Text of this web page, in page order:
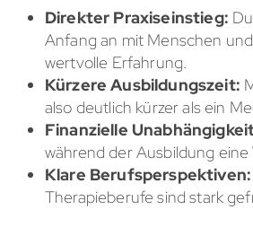
Direkter Praxiseinstieg:
Anfang an mit Menschen
wertvolle Erfahrung.
Kürzere Ausbildungszeit:
also deutlich kürzer als ein
Finanzielle
während der Ausbildung
Klare Berufsperspektiven:
Therapieberufe sind stark